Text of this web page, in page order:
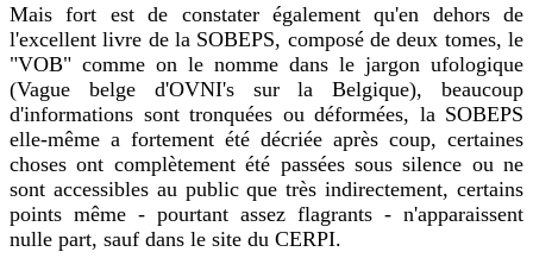
Mais fort est de constater également qu'en dehors de
l'excellent livre de la SOBEPS, composé de deux tomes, le
"VOB" comme on le nomme dans le jargon ufologique
(Vague belge d'OVNI's sur la Belgique), beaucoup
d'informations sont tronquées ou déformées, la SOBEPS
elle-même a fortement été décriée après coup, certaines
choses ont complètement été passées sous silence ou ne
sont accessibles au public que très indirectement, certains
points même - pourtant assez flagrants - n'apparaissent
nulle part, sauf dans le site du CERPI.